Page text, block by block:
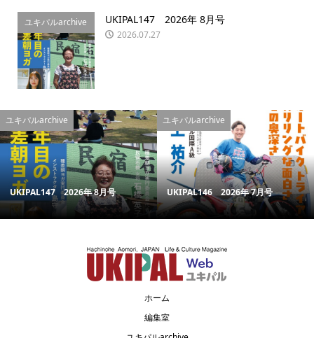
ユキパルarchive UKIPAL147 2026年 8月号
2026.07.27
ユキパルarchive
UKIPAL147 2026年 8月号
ユキパルarchive
UKIPAL146 2026年 7月号
ホーム
編集室